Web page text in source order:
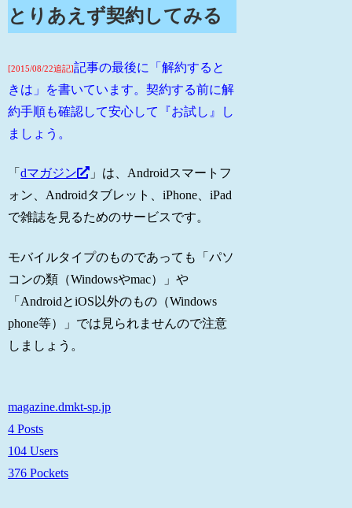
とりあえず契約してみる
[2015/08/22追記]記事の最後に「解約すると
きは」を書いています。契約する前に解
約手順も確認して安心して『お試し』し
ましょう。
「dマガジン
」は、Androidスマートフ
ォン、Androidタブレット、iPhone、iPad
で雑誌を見るためのサービスです。
モバイルタイプのものであっても「パソ
コンの類（Windowsやmac）」や
「AndroidとiOS以外のもの（Windows
phone等）」では見られませんので注意
しましょう。
magazine.dmkt-sp.jp
4 Posts
104 Users
376 Pockets